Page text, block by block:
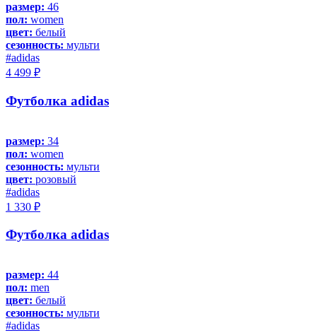
размер: 46
пол: women
цвет: белый
сезонность: мульти
#adidas
4 499 ₽
Футболка adidas
размер: 34
пол: women
сезонность: мульти
цвет: розовый
#adidas
1 330 ₽
Футболка adidas
размер: 44
пол: men
цвет: белый
сезонность: мульти
#adidas